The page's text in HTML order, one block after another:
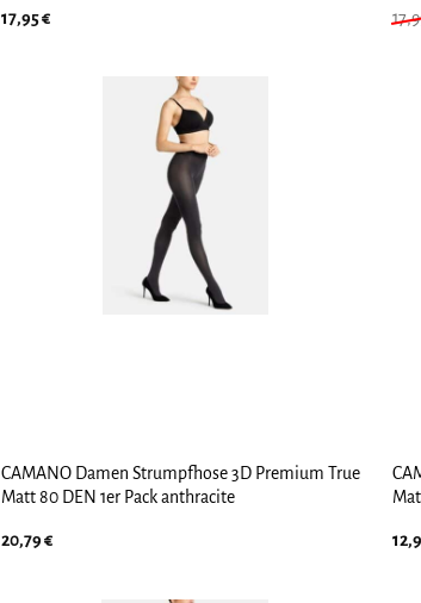
17,95€
CAMANO Damen Strumpfhose 3D Premium True
Matt 80 DEN 1er Pack anthracite
20,79€